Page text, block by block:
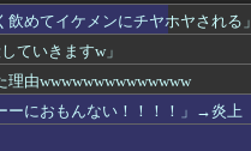
漫画まとめ速報
わんこーる速報！
ニュー速VIPブログ(`･...
アニゲー速報
異世界転生まとめ速報
fig速
めてイケメンにチヤホヤされる」
ていきますw」
由wwwwwwwwwwwwww
ーにおもんない！！！！」→炎上